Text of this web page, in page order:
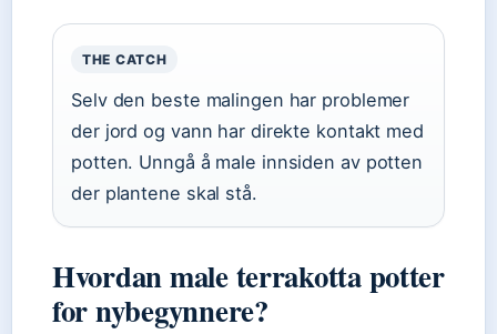
THE CATCH
Selv den beste malingen har problemer
der jord og vann har direkte kontakt med
potten. Unngå å male innsiden av potten
der plantene skal stå.
Hvordan male terrakotta potter
for nybegynnere?